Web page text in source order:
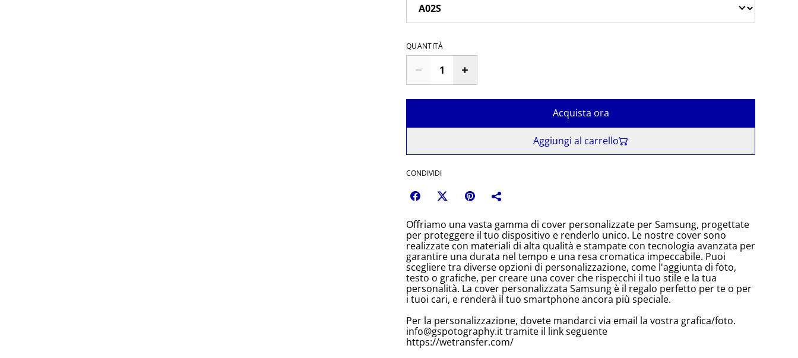
QUANTITÀ
Acquista ora
Aggiungi al carrello
CONDIVIDI
Offriamo una vasta gamma di cover personalizzate per Samsung, progettate
per proteggere il tuo dispositivo e renderlo unico. Le nostre cover sono
realizzate con materiali di alta qualità e stampate con tecnologia avanzata per
garantire una durata nel tempo e una resa cromatica impeccabile. Puoi
scegliere tra diverse opzioni di personalizzazione, come l'aggiunta di foto,
testo o grafiche, per creare una cover che rispecchi il tuo stile e la tua
personalità. La cover personalizzata Samsung è il regalo perfetto per te o per
i tuoi cari, e renderà il tuo smartphone ancora più speciale.
Per la personalizzazione, dovete mandarci via email la vostra grafica/foto.
info@gspotography.it tramite il link seguente
https://wetransfer.com/